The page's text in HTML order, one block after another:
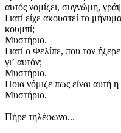
αυτός νομίζει, συγνώμη,
Γιατί είχε ακουστεί το
κουμπί;
Μυστήριο.
Γιατί ο Φελίπε, που τον ήξερε
γιʼ αυτόν;
Μυστήριο.
Ποια νόμιζε πως είναι αυτή η
Μυστήριο.
Πήρε τηλέφωνο...